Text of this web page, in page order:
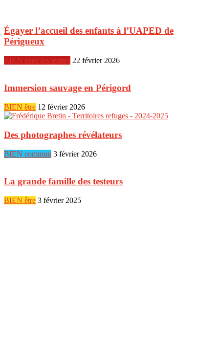
Égayer l’accueil des enfants à l’UAPED de
Périgueux
BIEN avec les jeunes 22 février 2026
Immersion sauvage en Périgord
BIEN être 12 février 2026
Des photographes révélateurs
BIEN commun 3 février 2026
La grande famille des testeurs
BIEN être 3 février 2025